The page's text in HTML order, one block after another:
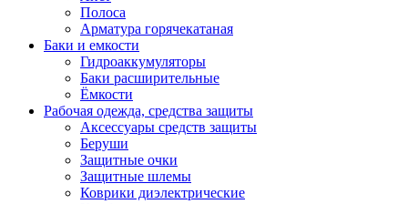
Полоса
Арматура горячекатаная
Баки и емкости
Гидроаккумуляторы
Баки расширительные
Ёмкости
Рабочая одежда, средства защиты
Аксессуары средств защиты
Беруши
Защитные очки
Защитные шлемы
Коврики диэлектрические